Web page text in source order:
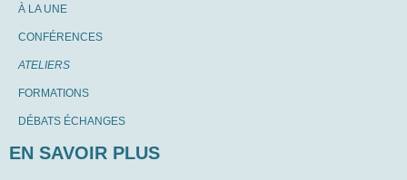
À LA UNE
CONFÉRENCES
ATELIERS
FORMATIONS
DÉBATS ÉCHANGES
EN SAVOIR PLUS